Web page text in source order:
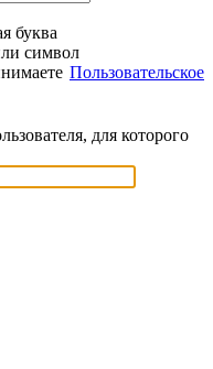
буква
символ
Пользовательское
для которого